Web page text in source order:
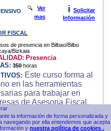
🔍Ver
mas
i
Solicitar
Información
FISCAL
Presencia
350 horas
Este curso forma al
en las herramientas
para trabajar en
de Asesoria Fiscal,
las herramientas
Internet,
General e
la información de forma personalizada y
por ella entendemos que acepta
ynuestra política de cookies .